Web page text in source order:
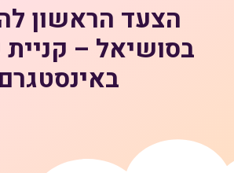
הצעד הראשון
בסושיאל – קניית
באינסטגרם